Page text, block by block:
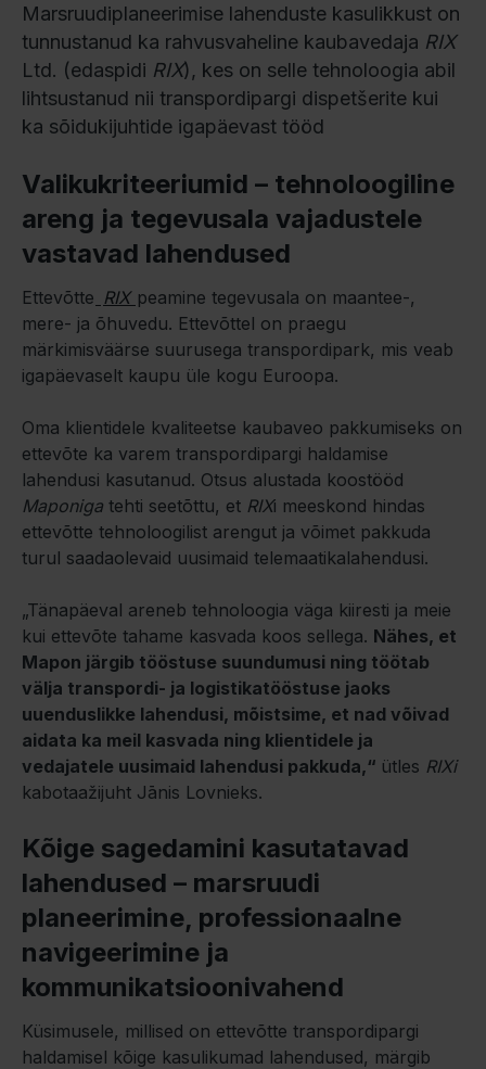
Marsruudiplaneerimise lahenduste kasulikkust on
tunnustanud ka rahvusvaheline kaubavedaja RIX
Ltd. (edaspidi RIX), kes on selle tehnoloogia abil
lihtsustanud nii transpordipargi dispetšerite kui
ka sõidukijuhtide igapäevast tööd
Valikukriteeriumid – tehnoloogiline
areng ja tegevusala vajadustele
vastavad lahendused
Ettevõtte RIX peamine tegevusala on maantee-,
mere- ja õhuvedu. Ettevõttel on praegu
märkimisväärse suurusega transpordipark, mis veab
igapäevaselt kaupu üle kogu Euroopa.
Oma klientidele kvaliteetse kaubaveo pakkumiseks on
ettevõte ka varem transpordipargi haldamise
lahendusi kasutanud. Otsus alustada koostööd
Maponiga tehti seetõttu, et RIXi meeskond hindas
ettevõtte tehnoloogilist arengut ja võimet pakkuda
turul saadaolevaid uusimaid telemaatikalahendusi.
„Tänapäeval areneb tehnoloogia väga kiiresti ja meie
kui ettevõte tahame kasvada koos sellega. Nähes, et
Mapon järgib tööstuse suundumusi ning töötab
välja transpordi- ja logistikatööstuse jaoks
uuenduslikke lahendusi, mõistsime, et nad võivad
aidata ka meil kasvada ning klientidele ja
vedajatele uusimaid lahendusi pakkuda,“ ütles RIXi
kabotaažijuht Jānis Lovnieks.
Kõige sagedamini kasutatavad
lahendused – marsruudi
planeerimine, professionaalne
navigeerimine ja
kommunikatsioonivahend
Küsimusele, millised on ettevõtte transpordipargi
haldamisel kõige kasulikumad lahendused, märgib